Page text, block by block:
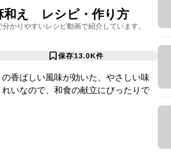
え レシピ・作り方
分かりやすいレシピ動画で紹介しています。
保存13.0K件
香ばしい風味が効いた、やさしい味
いなので、和食の献立にぴったりで